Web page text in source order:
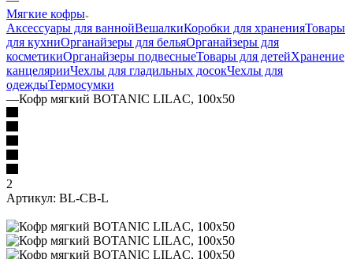
Мягкие кофры
Аксессуары для ваннойВешалкиКоробки для храненияТовары
для кухниОрганайзеры для бельяОрганайзеры для
косметикиОрганайзеры подвесныеТовары для детейХранение
канцелярииЧехлы для гладильных досокЧехлы для
одеждыТермосумки
—Кофр мягкий BOTANIC LILAC, 100х50
2
Артикул: BL-CB-L